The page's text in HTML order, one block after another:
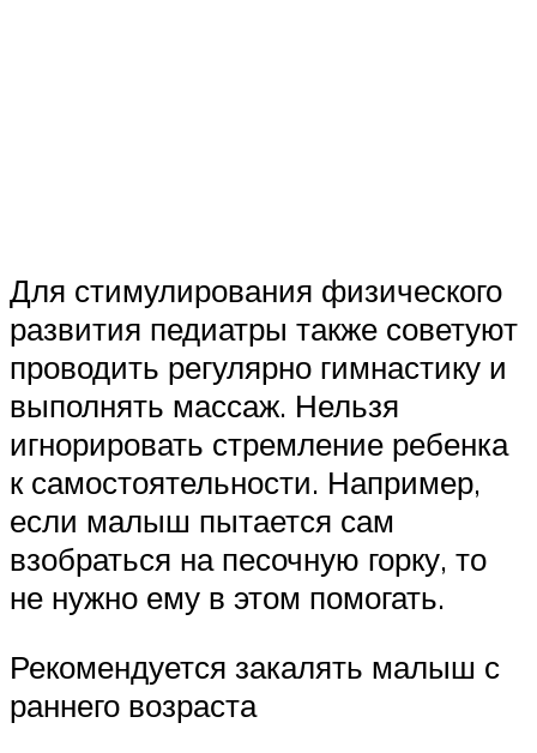
Для стимулирования физического
развития педиатры также советуют
проводить регулярно гимнастику и
выполнять массаж. Нельзя
игнорировать стремление ребенка
к самостоятельности. Например,
если малыш пытается сам
взобраться на песочную горку, то
не нужно ему в этом помогать.
Рекомендуется закалять малыш с
раннего возраста